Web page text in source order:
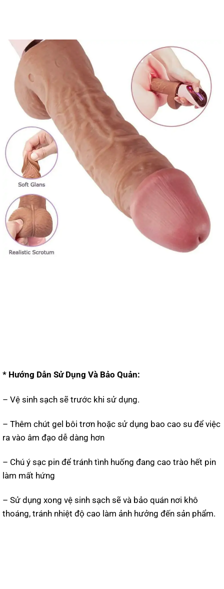
* Hướng Dẫn Sử Dụng Và Bảo Quản:
– Vệ sinh sạch sẽ trước khi sử dụng.
– Thêm chút gel bôi trơn hoặc sử dụng bao cao su để việc
ra vào âm đạo dễ dàng hơn
– Chú ý sạc pin để tránh tình huống đang cao trào hết pin
làm mất hứng
– Sử dụng xong vệ sinh sạch sẽ và bảo quán nơi khô
thoáng, tránh nhiệt độ cao làm ảnh hưởng đến sản phẩm.